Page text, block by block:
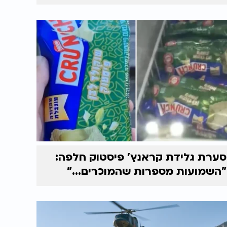
סערת גלידת קראנץ' פיסטוק חלפה:
"השמועות מספרות שהמוכרים..."